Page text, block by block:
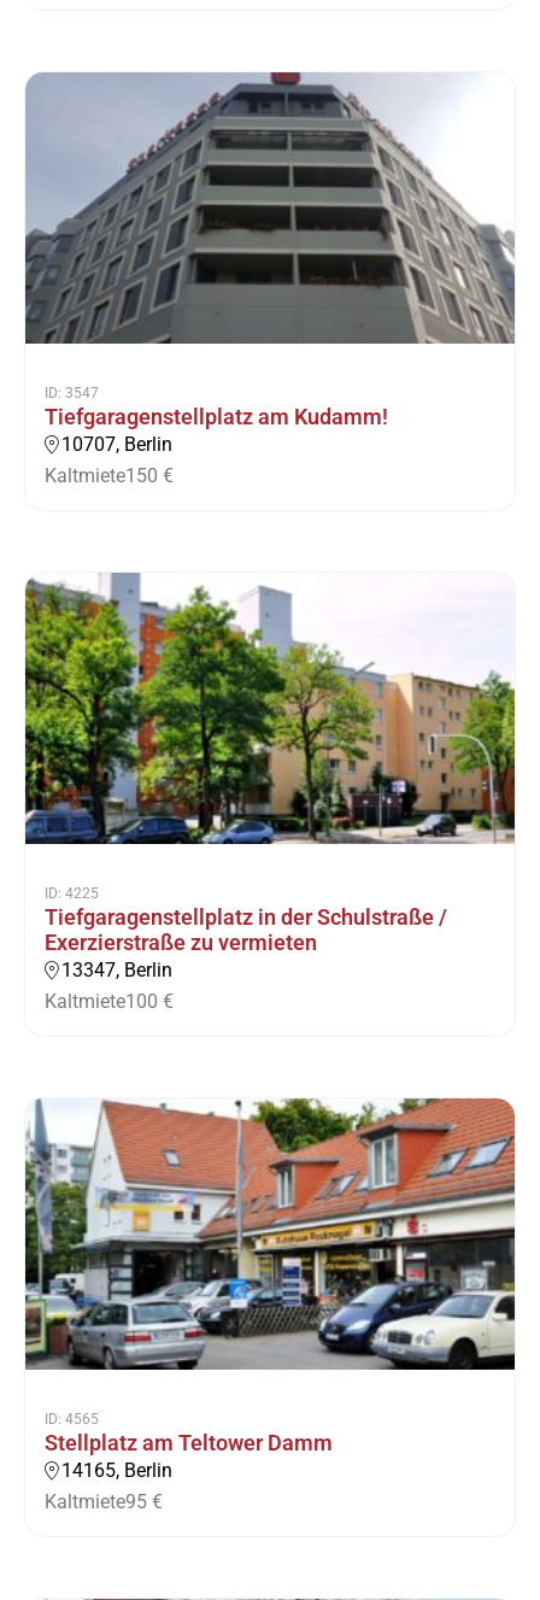
ID: 3547
Tiefgaragenstellplatz am Kudamm!
10707, Berlin
Kaltmiete150 €
ID: 4225
Tiefgaragenstellplatz in der Schulstraße /
Exerzierstraße zu vermieten
13347, Berlin
Kaltmiete100 €
ID: 4565
Stellplatz am Teltower Damm
14165, Berlin
Kaltmiete95 €